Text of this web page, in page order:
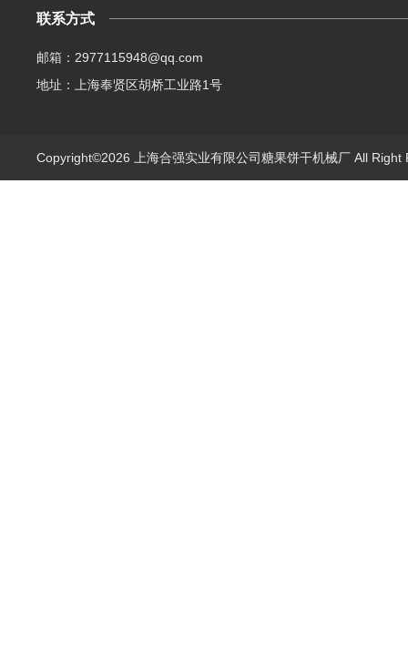
联系方式
邮箱：2977115948@qq.com
地址：上海奉贤区胡桥工业路1号
Copyright©2026 上海合强实业有限公司糖果饼干机械厂 All